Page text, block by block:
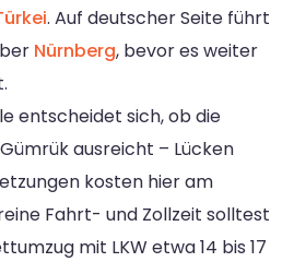
. Auf deutscher Seite führt
Nürnberg, bevor es weiter
entscheidet sich, ob die
ausreicht – Lücken
kosten hier am
Fahrt- und Zollzeit solltest
mit LKW etwa 14 bis 17